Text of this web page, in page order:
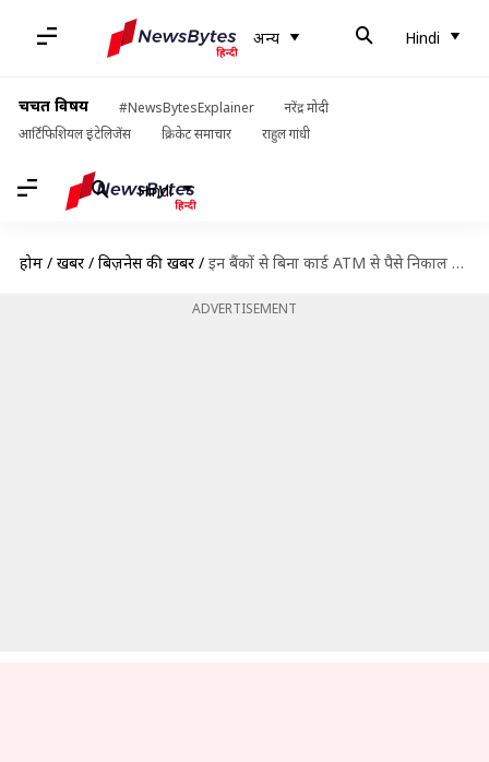
अन्य Hindi
चर्चित विषय #NewsBytesExplainer
नरेंद्र मोदी
आर्टिफिशियल इंटेलिजेंस
क्रिकेट समाचार राहुल गांधी
Hindi
होम / खबरें / बिज़नेस की खबरें / इन बैंकों से बिना कार्ड ATM से पैसे निकाल सकते हैं ग्राहक, जानिए प्रक्रिया
ADVERTISEMENT